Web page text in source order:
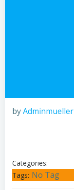
byAdminmueller
Categories:
Tags: No Tag